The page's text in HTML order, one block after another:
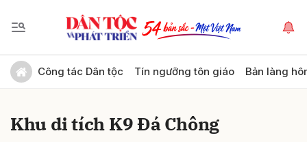
Công tác Dân tộc Tín ngưỡng tôn giáo Bản làng
Khu di tích K9 Đá Chông
Gửi bình luận